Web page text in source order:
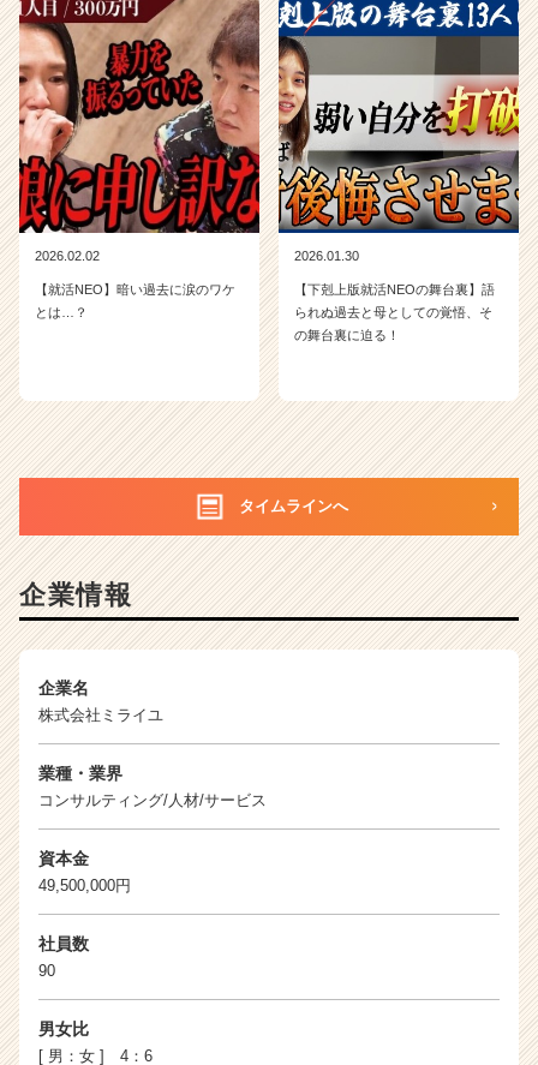
2026.02.02
【就活NEO】暗い過去に涙のワケ
とは…？
2026.01.30
【下剋上版就活NEOの舞台裏】語
られぬ過去と母としての覚悟、そ
の舞台裏に迫る！
タイムラインへ
企業情報
企業名
株式会社ミライユ
業種・業界
コンサルティング/人材/サービス
資本金
49,500,000円
社員数
90
男女比
[ 男：女 ] 4：6